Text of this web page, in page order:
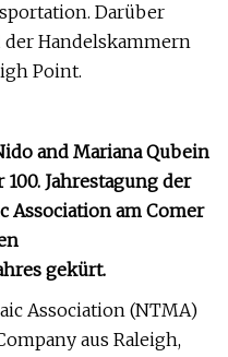
Darüber
Handelskammern
Point.
and Mariana Qubein
Jahrestagung der
Association am Comer
gekürt.
Association (NTMA)
aus Raleigh,